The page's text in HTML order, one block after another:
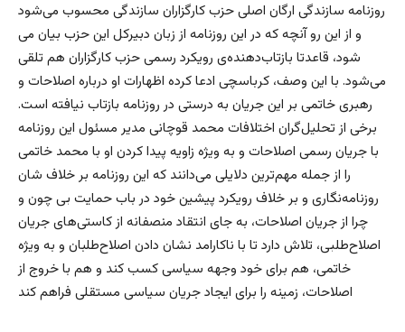
روزنامه سازندگی ارگان اصلی حزب کارگزاران سازندگی محسوب می‌شود
و از این رو آنچه که در این روزنامه از زبان دبیرکل این حزب بیان می
شود،‌ قاعدتا بازتاب‌دهنده‌ی رویکرد رسمی حزب کارگزاران هم تلقی
می‌شود. با این وصف، کرباسچی ادعا کرده اظهارات او درباره اصلاحات و
رهبری خاتمی بر این جریان به درستی در روزنامه بازتاب نیافته است.
برخی از تحلیل‌گران اختلافات محمد قوچانی مدیر مسئول این روزنامه
با جریان رسمی اصلاحات و به ویژه زاویه پیدا کردن او با محمد خاتمی
را از جمله مهم‌ترین دلایلی می‌دانند که این روزنامه بر خلاف شان
روزنامه‌نگاری و بر خلاف رویکرد پیشین خود در باب حمایت بی چون و
چرا از جریان اصلاحات، به جای انتقاد منصفانه از کاستی‌های جریان
اصلاح‌طلبی، تلاش دارد تا با ناکارامد نشان دادن اصلاح‌طلبان و به ویژه
خاتمی، هم برای خود وجهه سیاسی کسب کند و هم با خروج از
اصلاحات، زمینه را برای ایجاد جریان سیاسی مستقلی فراهم کند